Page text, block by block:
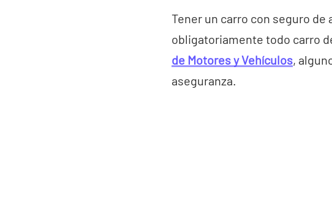
Tener un carro con seguro
obligatoriamente todo carro
de Motores y Vehículos,
aseguranza.